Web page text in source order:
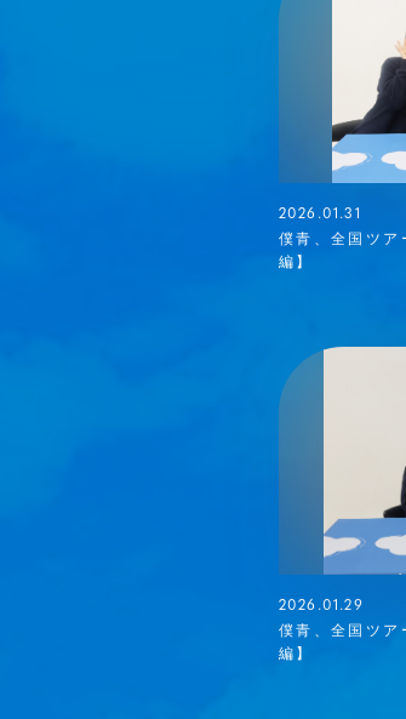
2026.01.31
僕青、全国ツア
編】
2026.01.29
僕青、全国ツア
編】